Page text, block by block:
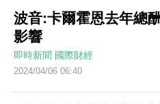
波音:卡爾霍恩去年總
影響
即時新聞 國際財經
2024/04/06 06:40